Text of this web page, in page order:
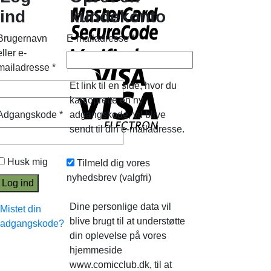
ind
e-
*
*
Husk mig
Log ind
Mistet din
adgangskode?
kundekonto
E-mailadresse*
Et link til en side, hvor du
kan oprette en ny
adgangskode, vil blive
sendt til din e-mailadresse.
Tilmeld dig vores
nyhedsbrev (valgfri)
Dine personlige data vil
blive brugt til at understøtte
din oplevelse på vores
hjemmeside
www.comicclub.dk, til at